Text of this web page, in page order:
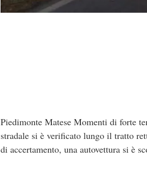
Piedimonte Matese Momenti di forte
stradale si è verificato lungo il tratto
di accertamento, una autovettura si è